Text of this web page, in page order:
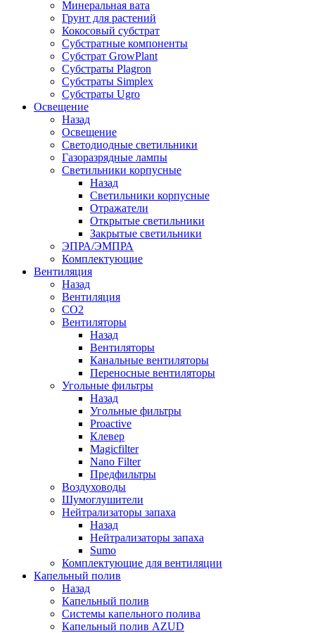
Минеральная вата
Грунт для растений
Кокосовый субстрат
Субстратные компоненты
Субстрат GrowPlant
Субстраты Plagron
Субстраты Simplex
Субстраты Ugro
Освещение
Назад
Освещение
Светодиодные светильники
Газоразрядные лампы
Светильники корпусные
Назад
Светильники корпусные
Отражатели
Открытые светильники
Закрытые светильники
ЭПРА/ЭМПРА
Комплектующие
Вентиляция
Назад
Вентиляция
СО2
Вентиляторы
Назад
Вентиляторы
Канальные вентиляторы
Переносные вентиляторы
Угольные фильтры
Назад
Угольные фильтры
Proactive
Клевер
Magicfilter
Nano Filter
Предфильтры
Воздуховоды
Шумоглушители
Нейтрализаторы запаха
Назад
Нейтрализаторы запаха
Sumo
Комплектующие для вентиляции
Капельный полив
Назад
Капельный полив
Системы капельного полива
Капельный полив AZUD